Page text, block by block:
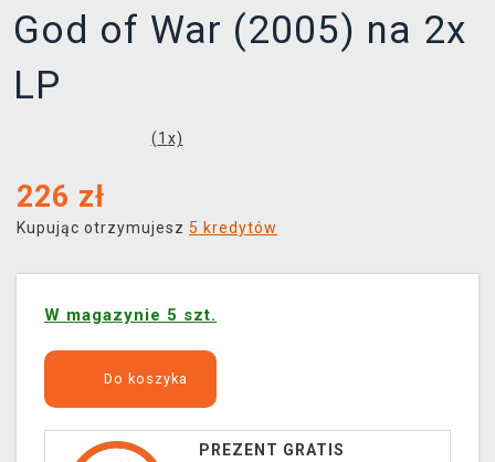
God of War (2005) na 2x
LP
(1 x)
226 zł
Kupując otrzymujesz 5 kredytów
W magazynie 5 szt.
Do koszyka
PREZENT GRATIS